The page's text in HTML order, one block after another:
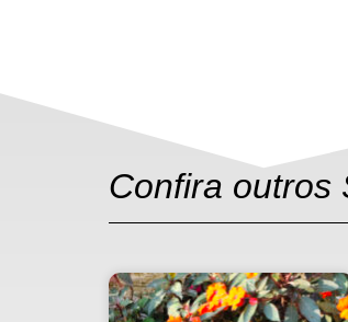
Confira outros